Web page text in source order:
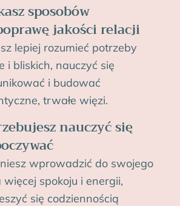
sposobów
jakości relacji
lepiej rozumieć potrzeby
i bliskich, nauczyć się
i budować
trwałe więzi.
nauczyć się
wprowadzić do swojego
więcej spokoju i energii,
się codziennością